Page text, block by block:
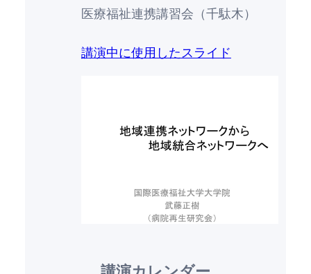
医療福祉連携講習会（千駄木）
講演中に使用したスライド